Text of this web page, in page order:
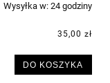
Wysyłka w: 24 godziny
35,00 zł
DO KOSZYKA